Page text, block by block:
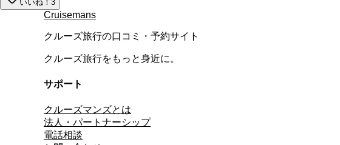
いいね！ 3
Cruisemans
クルーズ旅行の口コミ・予約サイト
クルーズ旅行をもっと身近に。
サポート
クルーズマンズとは
法人・パートナーシップ
電話相談